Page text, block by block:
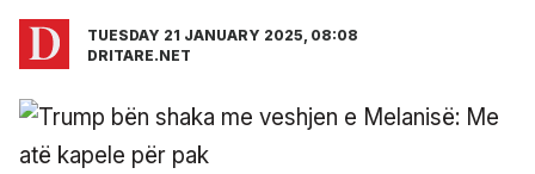
TUESDAY 21 JANUARY 2025, 08:08
DRITARE.NET